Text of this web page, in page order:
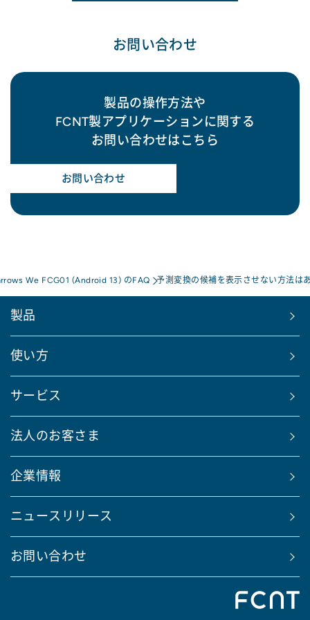
お問い合わせ
製品の操作方法や
FCNT製アプリケーションに関する
お問い合わせはこちら
お問い合わせ
We FCG01 (Android 13) のFAQ 予測変換の候補を表示させない方法は
製品
使い方
サービス
法人のお客さま
企業情報
ニュースリリース
お問い合わせ